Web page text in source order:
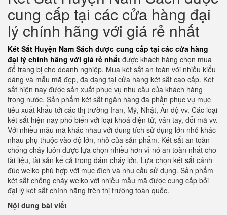
cung cấp tại các cửa hàng đại
lý chính hãng với giá rẻ nhất
Két Sắt Huyện Nam Sách được cung cấp tại các cửa hàng
đại lý chính hãng với giá rẻ nhất được khách hàng chọn mua
để trang bị cho doanh nghiệp. Mua két sắt an toàn với nhiều kiểu
dáng và mẫu mã đẹp, đa dạng tại cửa hàng két sắt cao cấp. Két
sắt hiện nay được sản xuất phục vụ nhu cầu của khách hàng
trong nước. Sản phẩm két sắt ngân hàng đa phần phục vụ mục
tiêu xuất khẩu tới các thị trường Iran, Mỹ, Nhật, Ấn độ vv. Các loại
két sắt hiện nay phổ biến với loại khoá điện tử, vân tay, đổi mã vv.
Với nhiều mẫu mã khác nhau với dung tích sử dụng lớn nhỏ khác
nhau phụ thuộc vào độ lớn, nhỏ của sản phẩm. Két sắt an toàn
chống cháy luôn được lựa chọn nhiều hơn vì nó an toàn nhất cho
tài liệu, tài sản kể cả trong đám cháy lớn. Lựa chọn két sắt cánh
đúc welko phù hợp với mục đích và nhu cầu sử dụng. Sản phẩm
két sắt chống cháy welko với nhiều mẫu mã được cung cấp bởi
đại lý két sắt chính hãng trên thị trường toàn quốc.
Nội dung bài viết